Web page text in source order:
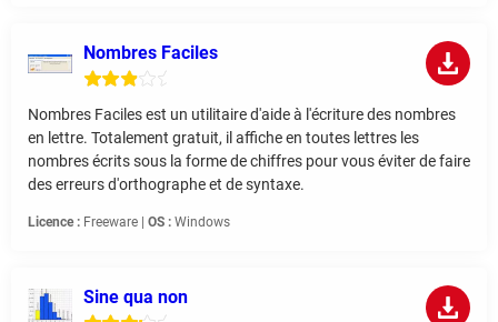
Nombres Faciles
Nombres Faciles est un utilitaire d'aide à l'écriture des nombres
en lettre. Totalement gratuit, il affiche en toutes lettres les
nombres écrits sous la forme de chiffres pour vous éviter de faire
des erreurs d'orthographe et de syntaxe.
Licence : Freeware | OS : Windows
Sine qua non